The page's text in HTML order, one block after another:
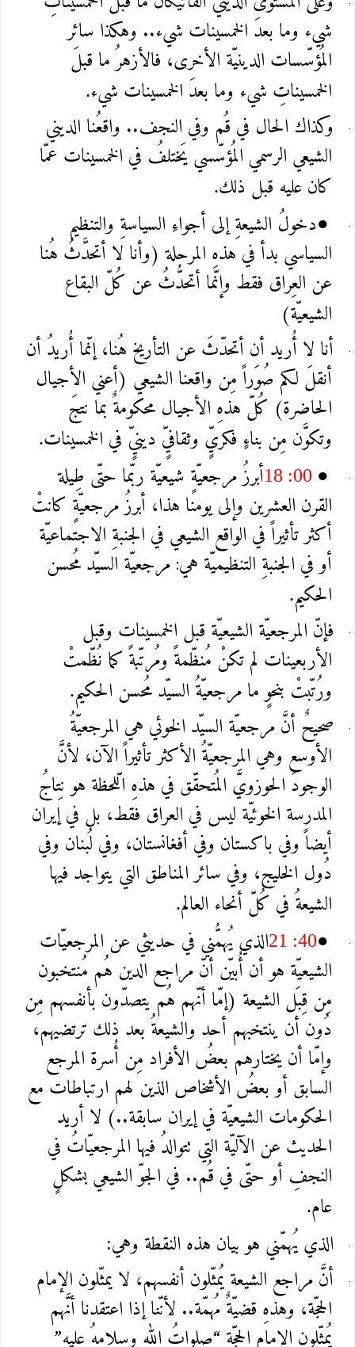
شيء وما بعدَ الخمسينات شيء.. وهكذا سائر
المُؤسّسات الدينيّة الأخرى، فالأزهرُ ما قبلَ
الخمسيناتِ شيء وما بعدَ الخمسينات شيء.
وكذاك الحال في قُم وفي النجف.. واقعُنا الديني
الشيعي الرسمي المُؤسّسي يَختلفُ في الخمسينات عمّا
كان عليه قبل ذلك.
●دخولُ الشيعةِ إلى أجواءِ السياسةِ والتنظيم
السياسي بدأ في هذهِ المرحلة (وأنا لا أتحدَّثُ هُنا
عن العِراق فقط وإنّما أتحدُّثُ عن كُلّ البقاع
الشيعيّة)
أنا لا أُريد أن أتحدّثَ عن التأريخ هُنا، إنّما أُريدُ أن
أنقلَ لكم صُوَراً مِن واقعنا الشيعي (أعني الأجيال
الحاضرة) كُلّ هذهِ الأجيال محكومةٌ بما نتجَ
وتكوَّن مِن بناءٍ فكريٍّ وثقافيٍّ دينيٍّ في الخمسينات.
●
18 :00أبرزُ مرجعيّةٍ شيعيّة ربّما حتّى طِيلة
القرن العشرين وإلى يومنا هذا، أبرزُ مرجعيّةٍ كانتْ
أكثر تأثيراً في الواقع الشيعي في الجنبةِ الاجتماعيّة
أو في الجنبةِ التنظيميّة هي: مرجعيّة السيّد مُحسن
الحكيم.
فإنّ المرجعيّة الشيعيّة قبل الخمسينات وقبل
الأربعينات لم تكنْ مُنظّمةً ومُرتّبةً كما نُظّمتْ
ورُتّبتْ بنحوٍ ما مرجعيّةُ السيّد مُحسن الحكيم.
صحيحٌ أنَّ مرجعيّة السيّد الخوئي هي المرجعيّةُ
الأوسع وهي المرجعيّةُ الأكثر تأثيراً الآن، لأنَّ
الوجودَ الحوزويَّ المُتحقّق في هذهِ الّلحظة هو نِتاجُ
المدرسة الخوئيّة ليس في العراق فقط، بل في إيران
أيضاً وفي باكستان وفي أفغانستان، وفي لُبنان وفي
دُول الخليج، وفي سائر المناطق التي يتواجد فيها
الشيعةُ في كُلّ أنحاء العالم.
●
21 :40الذي يُهمُّني في حديثي عن المرجعيّات
الشيعيّة هو أن أُبيّن أنّ مراجع الدين هُم مُنتخبون
مِن قِبَل الشيعة (إمّا أنّهم هُم يتصدّون بأنفسهم مِن
دُون أن ينتخبهم أحد والشيعةُ بعد ذلك ترتضيهم،
وإمّا أن يختارهم بعضُ الأفراد مِن أُسرة المرجع
السابق أو بعضُ الأشخاص الذين لهم ارتباطات مع
الحكومات الشيعيّة في إيران سابقة..) لا أريد
الحديث عن الآليّة التي تتوالدُ فيها المرجعيّاتُ في
النجفِ أو حتّى في قُم.. في الجوّ الشيعي بشكلٍ
عام.
الذي يُهمّني هو بيان هذه النقطة وهي:
أنَّ مراجع الشيعة يُمثّلون أنفسهم، لا يمثّلون الإمام
الحجّة، وهذهِ قضيّةٌ مُهمّة.. لأنّنا إذا اعتقدنا أنَّهم
يُمثّلون الإمام الحجّة “صلواتُ الله وسلامهُ عليه”